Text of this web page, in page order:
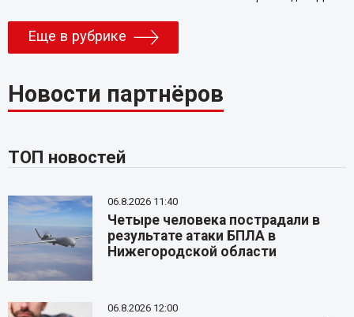
Еще в рубрике
Новости партнёров
ТОП новостей
06.8.2026 11:40
Четыре человека пострадали в
результате атаки БПЛА в
Нижегородской области
06.8.2026 12:00